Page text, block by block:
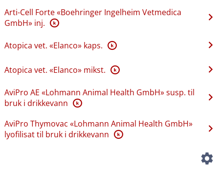
Arti-Cell Forte «Boehringer Ingelheim Vetmedica
GmbH» inj. K
Atopica vet. «Elanco» kaps. K
Atopica vet. «Elanco» mikst. K
AviPro AE «Lohmann Animal Health GmbH» susp. til
bruk i drikkevann K
AviPro Thymovac «Lohmann Animal Health GmbH»
lyofilisat til bruk i drikkevann K